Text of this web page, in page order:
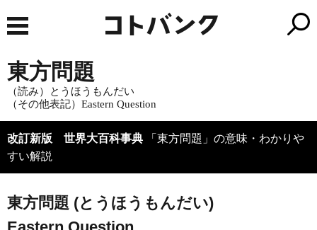
東方問題
（読み）とうほうもんだい
（その他表記）Eastern Question
改訂新版 世界大百科事典 「東方問題」の意味・わかりや
すい解説
東方問題 (とうほうもんだい)